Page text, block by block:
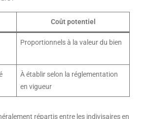
Coût potentiel
Proportionnels à la valeur du bien
À établir selon la réglementation
en vigueur
répartis entre les indivisaires en